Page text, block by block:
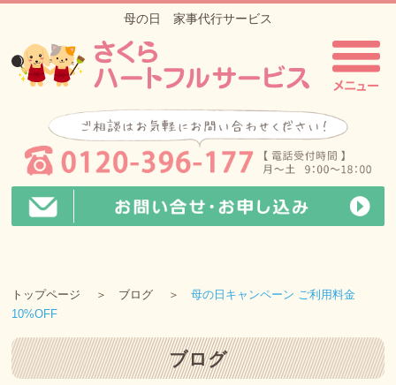
母の日 家事代行サービス
トップページ ブログ
母の日キャンペーン ご利用料金
10%OFF
ブログ